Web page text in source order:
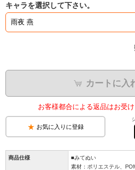
キャラを選択して下さい。
カートに入
お客様都合による返品はお受け
お気に入りに登録
商品仕様
■みてぬい
素材：ポリエステル、